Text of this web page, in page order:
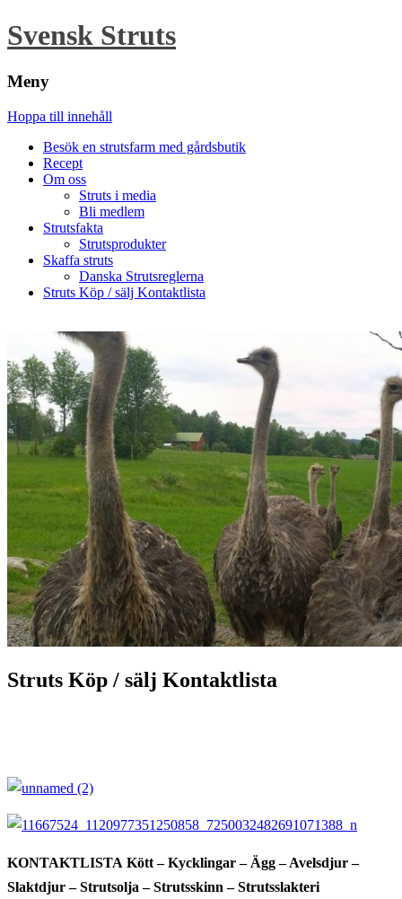
Svensk Struts
Meny
Hoppa till innehåll
Besök en strutsfarm med gårdsbutik
Recept
Om oss
Struts i media
Bli medlem
Strutsfakta
Strutsprodukter
Skaffa struts
Danska Strutsreglerna
Struts Köp / sälj Kontaktlista
Struts Köp / sälj Kontaktlista
KONTAKTLISTA Kött – Kycklingar – Ägg – Avelsdjur –
Slaktdjur – Strutsolja – Strutsskinn – Strutsslakteri